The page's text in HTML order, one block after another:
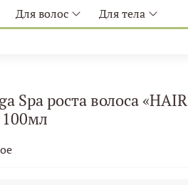
Для волос
Для тела
Spa роста волоса «HAIR